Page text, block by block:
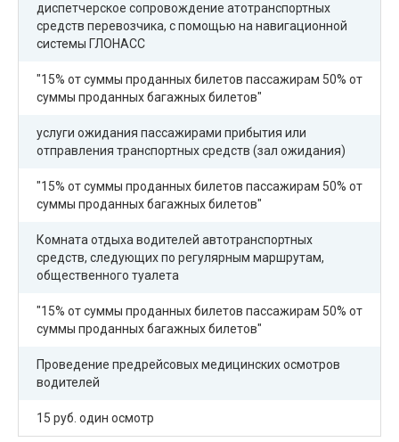
диспетчерское сопровождение атотранспортных
средств перевозчика, с помощью на навигационной
системы ГЛОНАСС
"15% от суммы проданных билетов пассажирам 50% от
суммы проданных багажных билетов"
услуги ожидания пассажирами прибытия или
отправления транспортных средств (зал ожидания)
"15% от суммы проданных билетов пассажирам 50% от
суммы проданных багажных билетов"
Комната отдыха водителей автотранспортных
средств, следующих по регулярным маршрутам,
общественного туалета
"15% от суммы проданных билетов пассажирам 50% от
суммы проданных багажных билетов"
Проведение предрейсовых медицинских осмотров
водителей
15 руб. один осмотр